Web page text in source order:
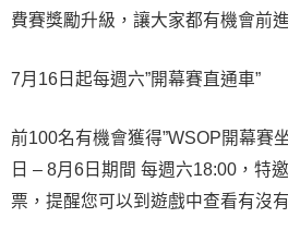
費賽獎勵升級，讓大家都有機會前
7月16日起每週六”開幕賽直通車”
前100名有機會獲得”WSOP開幕賽
日 – 8月6日期間 每週六18:00，特
票，提醒您可以到遊戲中查看有沒